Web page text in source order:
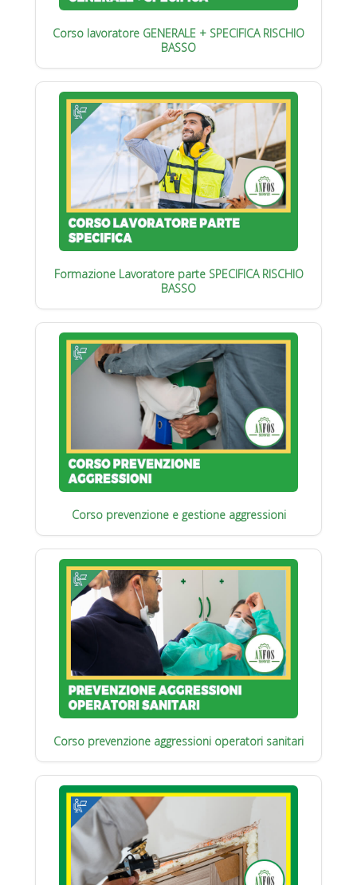
Corso lavoratore GENERALE + SPECIFICA RISCHIO
BASSO
Formazione Lavoratore parte SPECIFICA RISCHIO
BASSO
Corso prevenzione e gestione aggressioni
Corso prevenzione aggressioni operatori sanitari